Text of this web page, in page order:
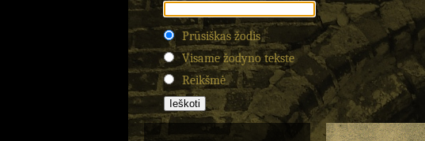
Prūsiškas žodis
Visame žodyno tekste
Reikšmė